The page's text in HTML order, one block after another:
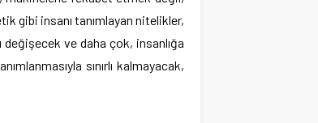
gibi insanı tanımlayan nitelikler,
değişecek ve daha çok, insanlığa
sınırlı kalmayacak,